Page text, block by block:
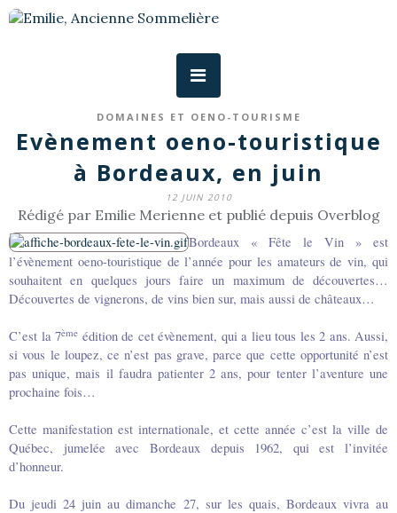
DOMAINES ET OENO-TOURISME
Evènement oeno-touristique
à Bordeaux, en juin
12 JUIN 2010
Rédigé par Emilie Merienne et publié depuis Overblog
Bordeaux « Fête le Vin » est
l’évènement oeno-touristique de l’année pour les amateurs de vin, qui
souhaitent en quelques jours faire un maximum de découvertes…
Découvertes de vignerons, de vins bien sur, mais aussi de châteaux…
C’est la 7ème édition de cet évènement, qui a lieu tous les 2 ans. Aussi,
si vous le loupez, ce n’est pas grave, parce que cette opportunité n’est
pas unique, mais il faudra patienter 2 ans, pour tenter l’aventure une
prochaine fois…
Cette manifestation est internationale, et cette année c’est la ville de
Québec, jumelée avec Bordeaux depuis 1962, qui est l’invitée
d’honneur.
Du jeudi 24 juin au dimanche 27, sur les quais, Bordeaux vivra au